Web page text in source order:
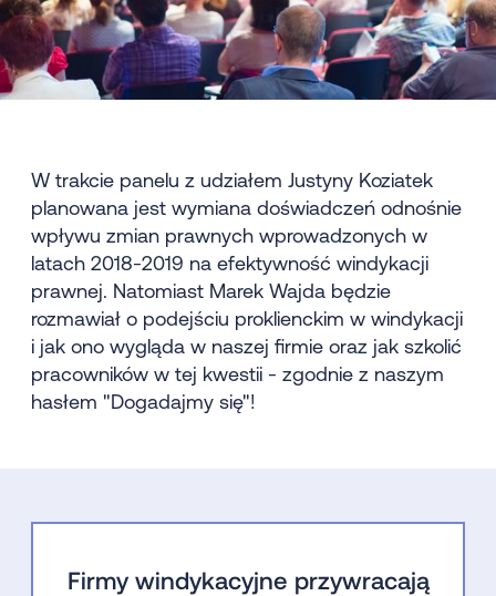
W trakcie panelu z udziałem Justyny Koziatek
planowana jest wymiana doświadczeń odnośnie
wpływu zmian prawnych wprowadzonych w
latach 2018-2019 na efektywność windykacji
prawnej. Natomiast Marek Wajda będzie
rozmawiał o podejściu proklienckim w windykacji
i jak ono wygląda w naszej firmie oraz jak szkolić
pracowników w tej kwestii - zgodnie z naszym
hasłem "Dogadajmy się"!
Firmy windykacyjne przywracają